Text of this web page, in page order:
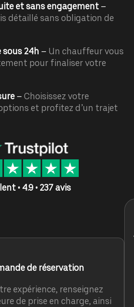
et sans engagement –
détaillé sans obligation de
sous 24h – Un chauffeur vous
pour finaliser votre
– Choisissez votre
et profitez d’un trajet
• 4.9 • 237 avis
de réservation
expérience, renseignez
de prise en charge, ainsi